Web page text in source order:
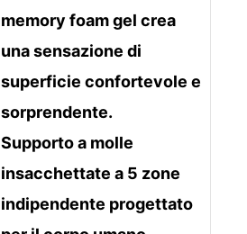
memory foam gel crea
una sensazione di
superficie confortevole e
sorprendente.
Supporto a molle
insacchettate a 5 zone
indipendente progettato